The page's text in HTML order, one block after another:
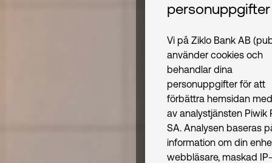
personuppgifter
Vi på Ziklo Bank AB
använder cookies och
behandlar dina
personuppgifter för att
förbättra hemsidan
av analystjänsten Piwik
SA. Analysen baseras
information om din
webbläsare, maskad